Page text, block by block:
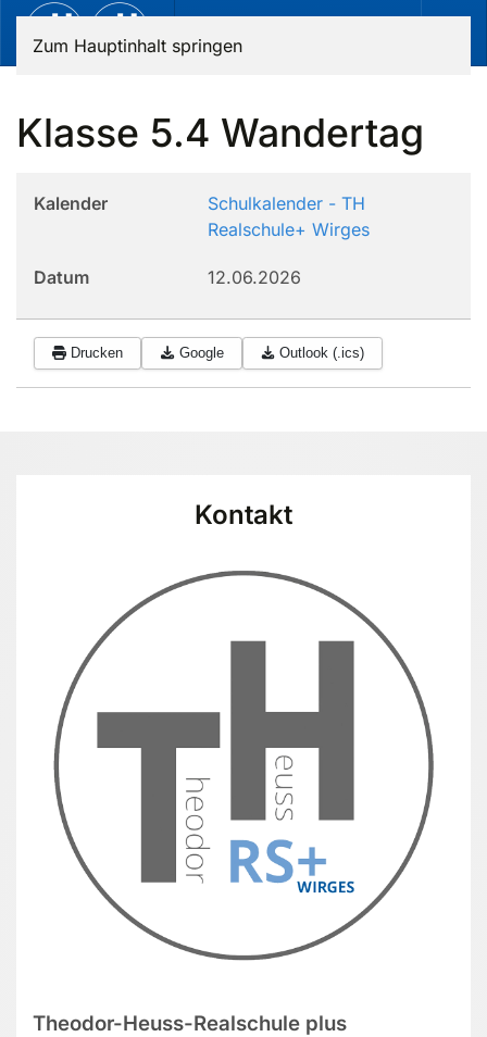
Zum Hauptinhalt springen
Klasse 5.4 Wandertag
Kalender
Schulkalender - TH
Realschule+ Wirges
Datum 12.06.2026
Drucken Google Outlook (.ics)
Kontakt
Theodor-Heuss-Realschule plus